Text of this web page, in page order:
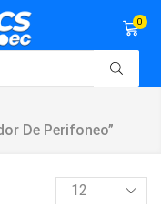
0
De Perifoneo”